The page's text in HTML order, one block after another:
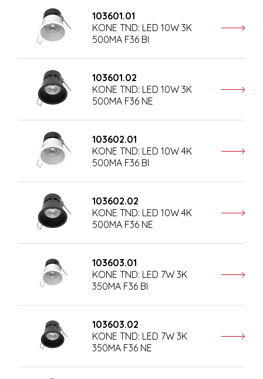
103601.01
KONE TND: LED 10W 3K
500MA F36 BI
103601.02
KONE TND: LED 10W 3K
500MA F36 NE
103602.01
KONE TND: LED 10W 4K
500MA F36 BI
103602.02
KONE TND: LED 10W 4K
500MA F36 NE
103603.01
KONE TND: LED 7W 3K
350MA F36 BI
103603.02
KONE TND: LED 7W 3K
350MA F36 NE